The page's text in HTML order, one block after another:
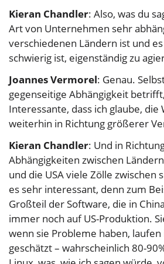
Kieran Chandler: Also, was du
Art von Unternehmen sehr
verschiedenen Ländern ist und
schwierig ist, eigenständig zu
Joannes Vermorel: Genau.
gegenseitige Abhängigkeit
Interessante, dass ich glaube, die
weiterhin in Richtung größerer
Kieran Chandler: Und in
Abhängigkeiten zwischen
und die USA viele Zölle zwischen
es sehr interessant, denn zum
Großteil der Software, die in
immer noch auf US-Produktion.
wenn sie Probleme haben, laufen
geschätzt – wahrscheinlich 80-